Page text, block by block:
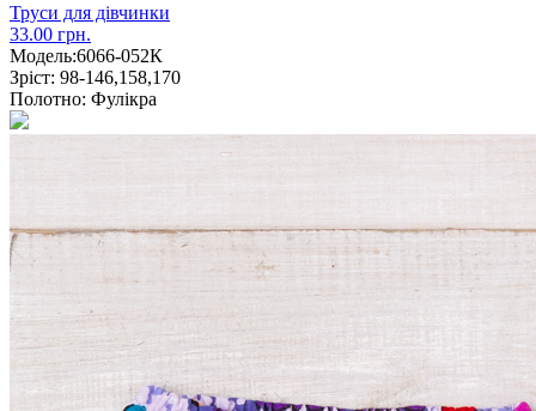
Труси для дівчинки
33.00 грн.
Модель:6066-052К
Зріст: 98-146,158,170
Полотно: Фулікра